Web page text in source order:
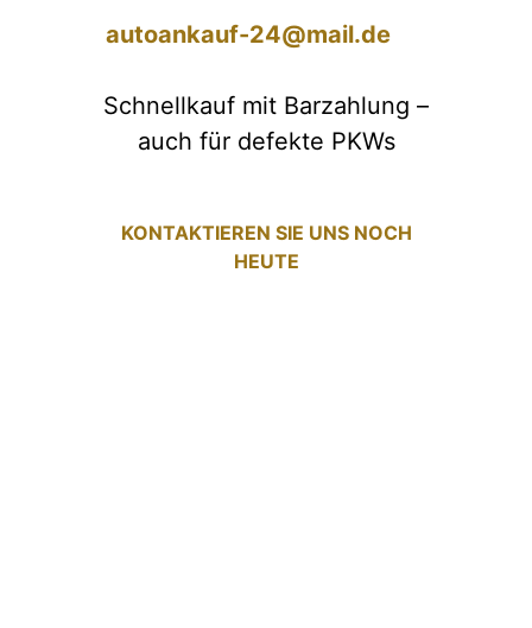
autoankauf-24@mail.de
Schnellkauf mit Barzahlung –
auch für defekte PKWs
KONTAKTIEREN SIE UNS NOCH
HEUTE